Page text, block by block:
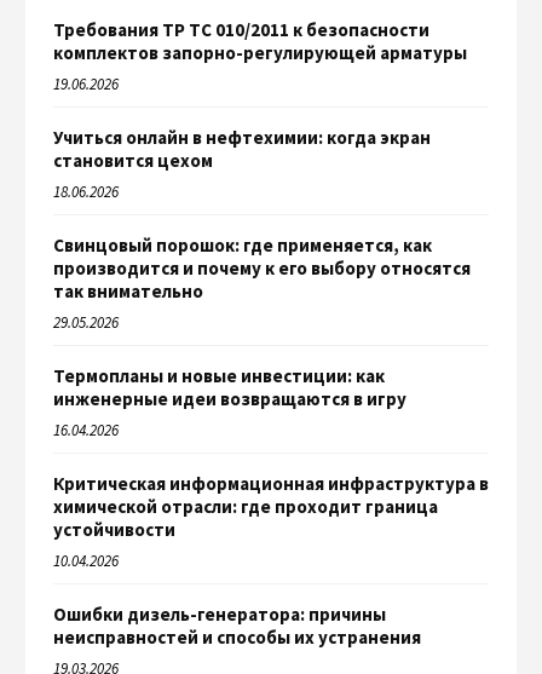
Требования ТР ТС 010/2011 к безопасности
комплектов запорно-регулирующей арматуры
19.06.2026
Учиться онлайн в нефтехимии: когда экран
становится цехом
18.06.2026
Свинцовый порошок: где применяется, как
производится и почему к его выбору относятся
так внимательно
29.05.2026
Термопланы и новые инвестиции: как
инженерные идеи возвращаются в игру
16.04.2026
Критическая информационная инфраструктура в
химической отрасли: где проходит граница
устойчивости
10.04.2026
Ошибки дизель-генератора: причины
неисправностей и способы их устранения
19.03.2026